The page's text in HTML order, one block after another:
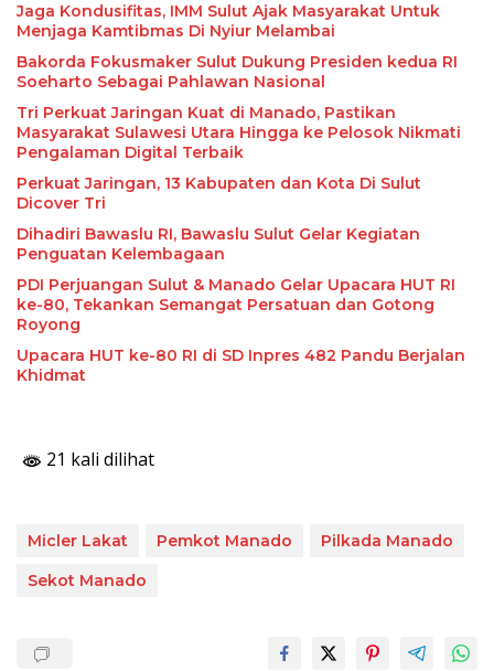
Jaga Kondusifitas, IMM Sulut Ajak Masyarakat Untuk
Menjaga Kamtibmas Di Nyiur Melambai
Bakorda Fokusmaker Sulut Dukung Presiden kedua RI
Soeharto Sebagai Pahlawan Nasional
Tri Perkuat Jaringan Kuat di Manado, Pastikan
Masyarakat Sulawesi Utara Hingga ke Pelosok Nikmati
Pengalaman Digital Terbaik
Perkuat Jaringan, 13 Kabupaten dan Kota Di Sulut
Dicover Tri
Dihadiri Bawaslu RI, Bawaslu Sulut Gelar Kegiatan
Penguatan Kelembagaan
PDI Perjuangan Sulut & Manado Gelar Upacara HUT RI
ke-80, Tekankan Semangat Persatuan dan Gotong
Royong
Upacara HUT ke-80 RI di SD Inpres 482 Pandu Berjalan
Khidmat
21 kali dilihat
Micler Lakat Pemkot Manado
Pilkada Manado
Sekot Manado